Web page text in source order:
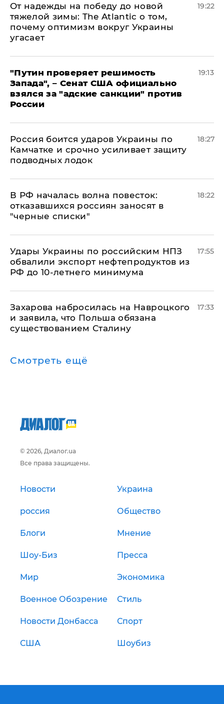
От надежды на победу до новой
тяжелой зимы: The Atlantic о том,
почему оптимизм вокруг Украины
угасает
19:22
"Путин проверяет решимость
Запада", – Сенат США официально
взялся за "адские санкции" против
России
19:13
Россия боится ударов Украины по
Камчатке и срочно усиливает защиту
подводных лодок
18:27
​В РФ началась волна повесток:
отказавшихся россиян заносят в
"черные списки"
18:22
Удары Украины по российским НПЗ
обвалили экспорт нефтепродуктов из
РФ до 10-летнего минимума
17:55
​Захарова набросилась на Навроцкого
и заявила, что Польша обязана
существованием Сталину
17:33
Смотреть ещё
© 2026, Диалог.ua
Все права защищены.
Новости Украина
россия Общество
Блоги Мнение
Шоу-Биз Пресса
Мир Экономика
Военное Обозрение Стиль
Новости Донбасса Спорт
США Шоубиз